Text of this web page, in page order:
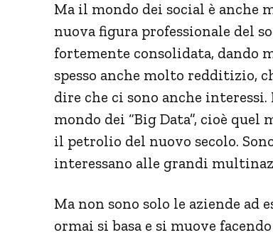
Ma il mondo dei social è anche
nuova figura professionale del
fortemente consolidata, dando
spesso anche molto redditizio,
dire che ci sono anche
mondo dei “Big Data”, cioè
il petrolio del nuovo secolo.
interessano alle grandi
Ma non sono solo le aziende
ormai si basa e si muove